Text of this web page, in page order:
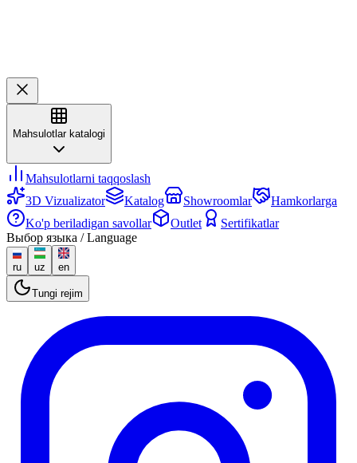
Mahsulotlar katalogi
Mahsulotlarni taqqoslash
3D Vizualizator
Katalog Showroomlar
Hamkorlarga
Ko'p beriladigan savollar
Outlet
Sertifikatlar
Выбор языка / Language
ru uz en
Tungi rejim